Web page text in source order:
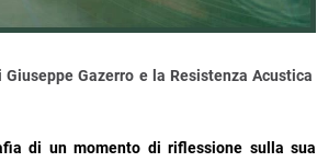
Gazerro e la Resistenza Acustica
di un momento di riflessione sulla sua